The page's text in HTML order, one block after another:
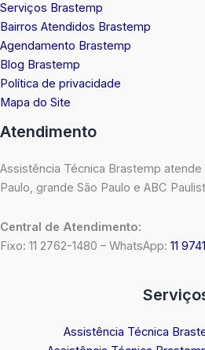
Serviços Brastemp
Bairros Atendidos Brastemp
Agendamento Brastemp
Blog Brastemp
Política de privacidade
Mapa do Site
Atendimento
Assistência Técnica Brastemp
Paulo, grande São Paulo e ABC
Central de Atendimento:
Fixo: 11 2762-1480 – WhatsApp: 11
Assistência Técnica